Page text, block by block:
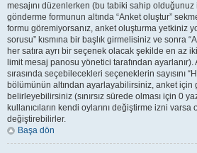
mesajını düzenlerken (bu tabiki sahip olduğunuz
gönderme formunun altında “Anket oluştur”
formu göremiyorsanız, anket oluşturma yetkiniz
sorusu” kısmına bir başlık girmelisiniz ve sonra
her satıra ayrı bir seçenek olacak şekilde en az
limit mesaj panosu yönetici tarafından ayarlanır).
sırasında seçebilecekleri seçeneklerin sayısını
bölümünün altından ayarlayabilirsiniz, anket için
belirleyebilirsiniz (sınırsız sürede olması için 0
kullanıcıların kendi oylarını değiştirme izni
değiştirebilirler.
Başa dön